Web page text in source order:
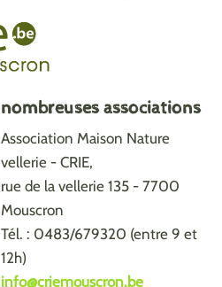
nombreuses associations
Association Maison Nature
vellerie - CRIE,
rue de la vellerie 135 - 7700
Mouscron
Tél. : 0483/679320 (entre 9 et
12h)
info@criemouscron.be